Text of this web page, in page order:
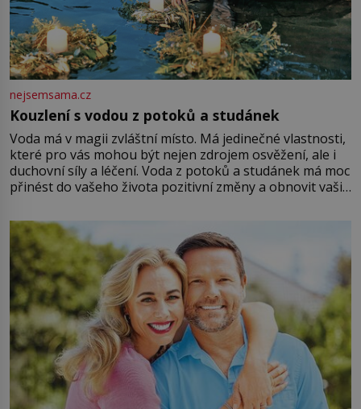
nejsemsama.cz
Kouzlení s vodou z potoků a studánek
Voda má v magii zvláštní místo. Má jedinečné vlastnosti,
které pro vás mohou být nejen zdrojem osvěžení, ale i
duchovní síly a léčení. Voda z potoků a studánek má moc
přinést do vašeho života pozitivní změny a obnovit vaši
můžete obohatit své rituály a přinést do svého života
větší harmonii a klid. Je důležité